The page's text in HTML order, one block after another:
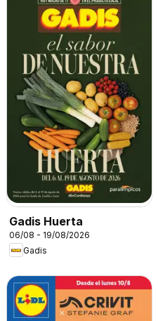
Gadis Huerta
06/08 - 19/08/2026
Gadis